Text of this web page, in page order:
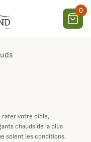
0
rater votre cible,
chauds de la plus
soient les conditions.